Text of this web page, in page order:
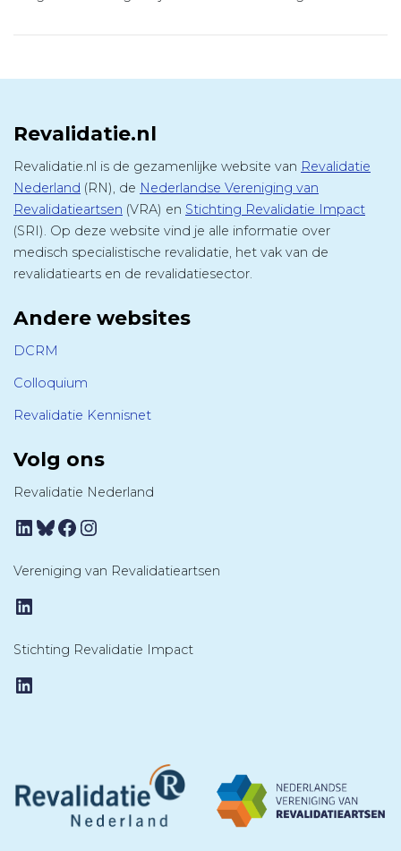
Revalidatie.nl
Revalidatie.nl is de gezamenlijke website van Revalidatie
Nederland (RN), de Nederlandse Vereniging van
Revalidatieartsen (VRA) en Stichting Revalidatie Impact
(SRI). Op deze website vind je alle informatie over
medisch specialistische revalidatie, het vak van de
revalidatiearts en de revalidatiesector.
Andere websites
DCRM
Colloquium
Revalidatie Kennisnet
Volg ons
Revalidatie Nederland
LinkedIn
Bluesky
Facebook
Instagram
Vereniging van Revalidatieartsen
LinkedIn
Stichting Revalidatie Impact
LinkedIn